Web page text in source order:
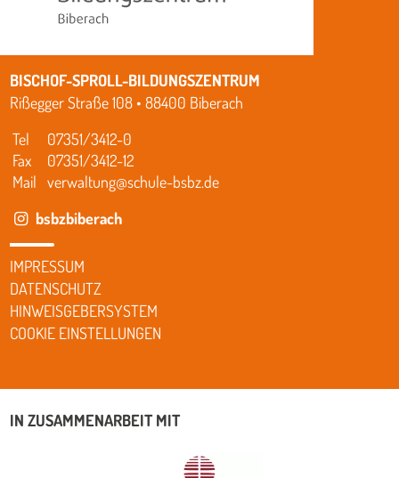
BISCHOF-SPROLL-BILDUNGSZENTRUM
Rißegger Straße 108 • 88400 Biberach
Tel
07351/3412-0
Fax
07351/3412-12
Mail
verwaltung@schule-bsbz.de
bsbzbiberach
IMPRESSUM
DATENSCHUTZ
HINWEISGEBERSYSTEM
COOKIE EINSTELLUNGEN
IN ZUSAMMENARBEIT MIT